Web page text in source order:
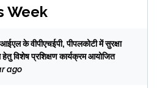
Week
के वीपीएचईपी, पीपलकोटी में सुरक्षा
विशेष प्रशिक्षण कार्यक्रम आयोजित
ago